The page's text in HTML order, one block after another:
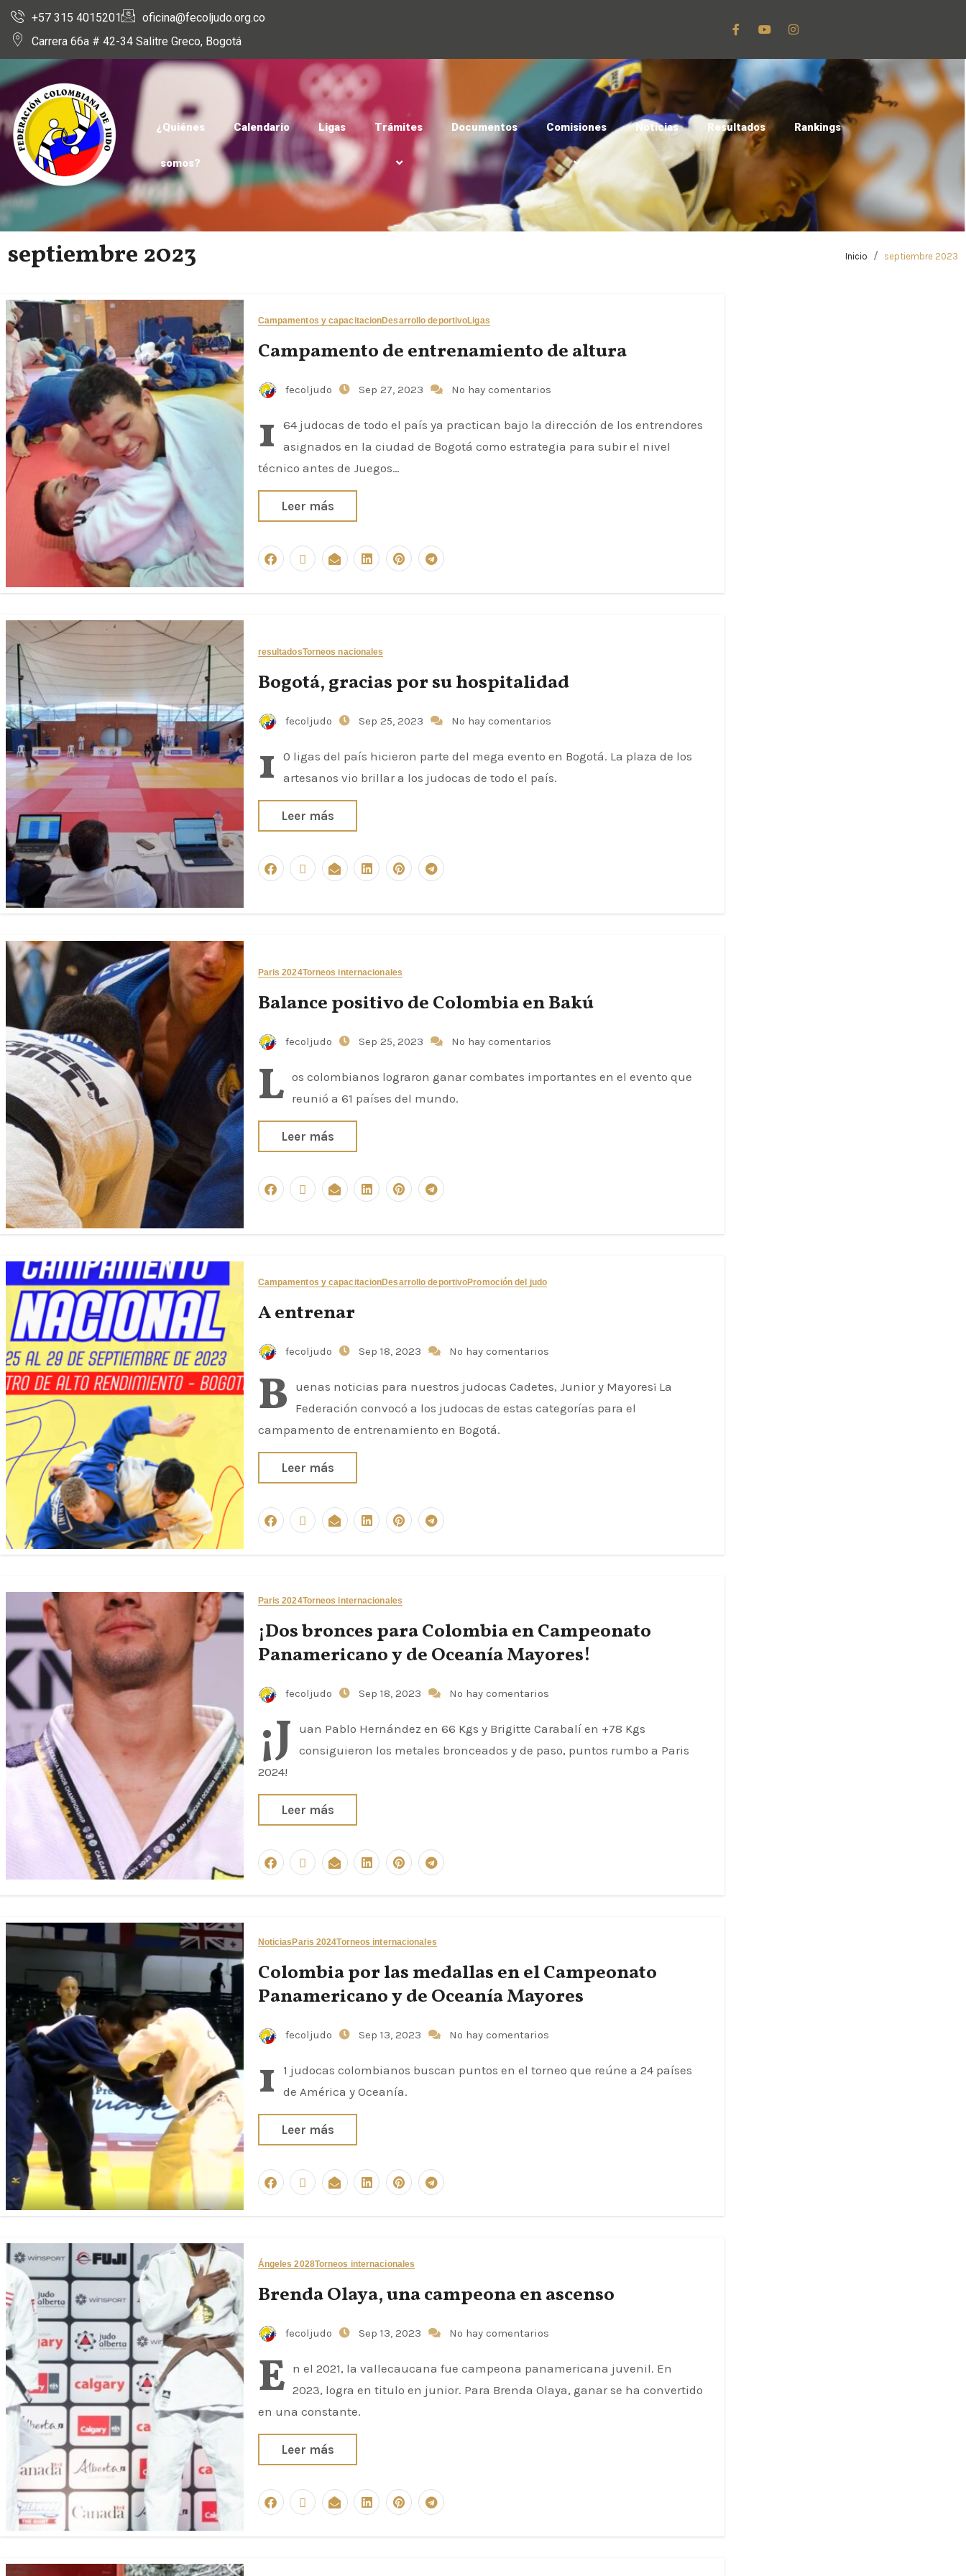
+57 315 4015201
oficina@fecoljudo.org.co
Carrera 66a # 42-34 Salitre Greco, Bogotá
¿Quiénes
somos?
Calendario Ligas Trámites Documentos Comisiones Noticias Resultados Rankings
septiembre 2023 Inicio septiembre 2023
Campamentos y capacitacionDesarrollo deportivoLigas
Campamento de entrenamiento de altura
fecoljudo Sep 27, 2023 No hay comentarios
1
64 judocas de todo el país ya practican bajo la dirección de los entrendores
asignados en la ciudad de Bogotá como estrategia para subir el nivel
técnico antes de Juegos…
Leer más
resultadosTorneos nacionales
Bogotá, gracias por su hospitalidad
fecoljudo Sep 25, 2023 No hay comentarios
1
0 ligas del país hicieron parte del mega evento en Bogotá. La plaza de los
artesanos vio brillar a los judocas de todo el país.
Leer más
Paris 2024Torneos internacionales
Balance positivo de Colombia en Bakú
fecoljudo Sep 25, 2023 No hay comentarios
L os colombianos lograron ganar combates importantes en el evento que
reunió a 61 países del mundo.
Leer más
Campamentos y capacitacionDesarrollo deportivoPromoción del judo
A entrenar
fecoljudo Sep 18, 2023 No hay comentarios
B
uenas noticias para nuestros judocas Cadetes, Junior y Mayores¡ La
Federación convocó a los judocas de estas categorías para el
campamento de entrenamiento en Bogotá.
Leer más
Paris 2024Torneos internacionales
¡Dos bronces para Colombia en Campeonato
Panamericano y de Oceanía Mayores!
fecoljudo Sep 18, 2023 No hay comentarios
¡J
uan Pablo Hernández en 66 Kgs y Brigitte Carabalí en +78 Kgs
consiguieron los metales bronceados y de paso, puntos rumbo a Paris
2024!
Leer más
Noticias Paris 2024Torneos internacionales
Colombia por las medallas en el Campeonato
Panamericano y de Oceanía Mayores
fecoljudo Sep 13, 2023 No hay comentarios
1
1 judocas colombianos buscan puntos en el torneo que reúne a 24 países
de América y Oceanía.
Leer más
Ángeles 2028Torneos internacionales
Brenda Olaya, una campeona en ascenso
fecoljudo Sep 13, 2023 No hay comentarios
E n el 2021, la vallecaucana fue campeona panamericana juvenil. En
2023, logra en titulo en junior. Para Brenda Olaya, ganar se ha convertido
en una constante.
Leer más